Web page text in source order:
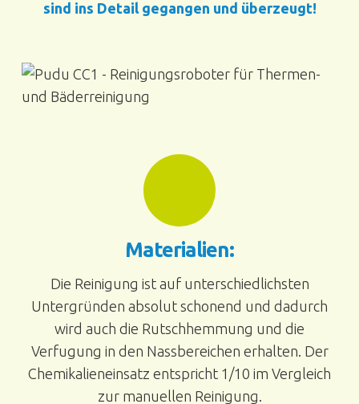
sind ins Detail gegangen und überzeugt!
Materialien:
Die Reinigung ist auf unterschiedlichsten
Untergründen absolut schonend und dadurch
wird auch die Rutschhemmung und die
Verfugung in den Nassbereichen erhalten. Der
Chemikalieneinsatz entspricht 1/10 im Vergleich
zur manuellen Reinigung.